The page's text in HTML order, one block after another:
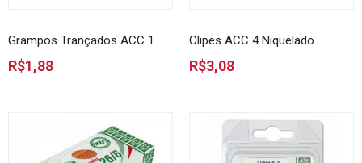
Grampos Trançados ACC 1
R$1,88
Clipes ACC 4 Niquelado
R$3,08